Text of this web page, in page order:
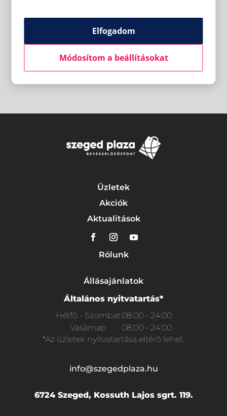
Üzletek
Akciók
Aktualitások
Rólunk
Állásajánlatok
Általános nyitvatartás*
Hétfő - Szombat08:00 - 24:00
Vasárnap
08:00 - 24:00
*Az üzletek nyitvatartása eltérő lehet.
info@szegedplaza.hu
6724 Szeged, Kossuth Lajos sgrt. 119.
Elfogadom
Módosítom a beállításokat